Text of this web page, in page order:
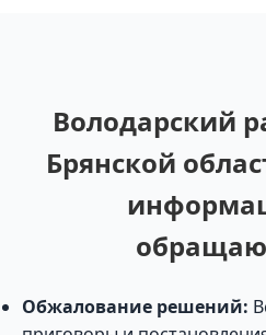
Володарский
Брянской
Обжалование решений: